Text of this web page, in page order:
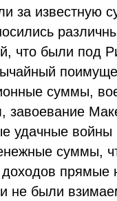
за известную
что были под
суммы,
завоевание
удачные
суммы,
доходов прямые
не были